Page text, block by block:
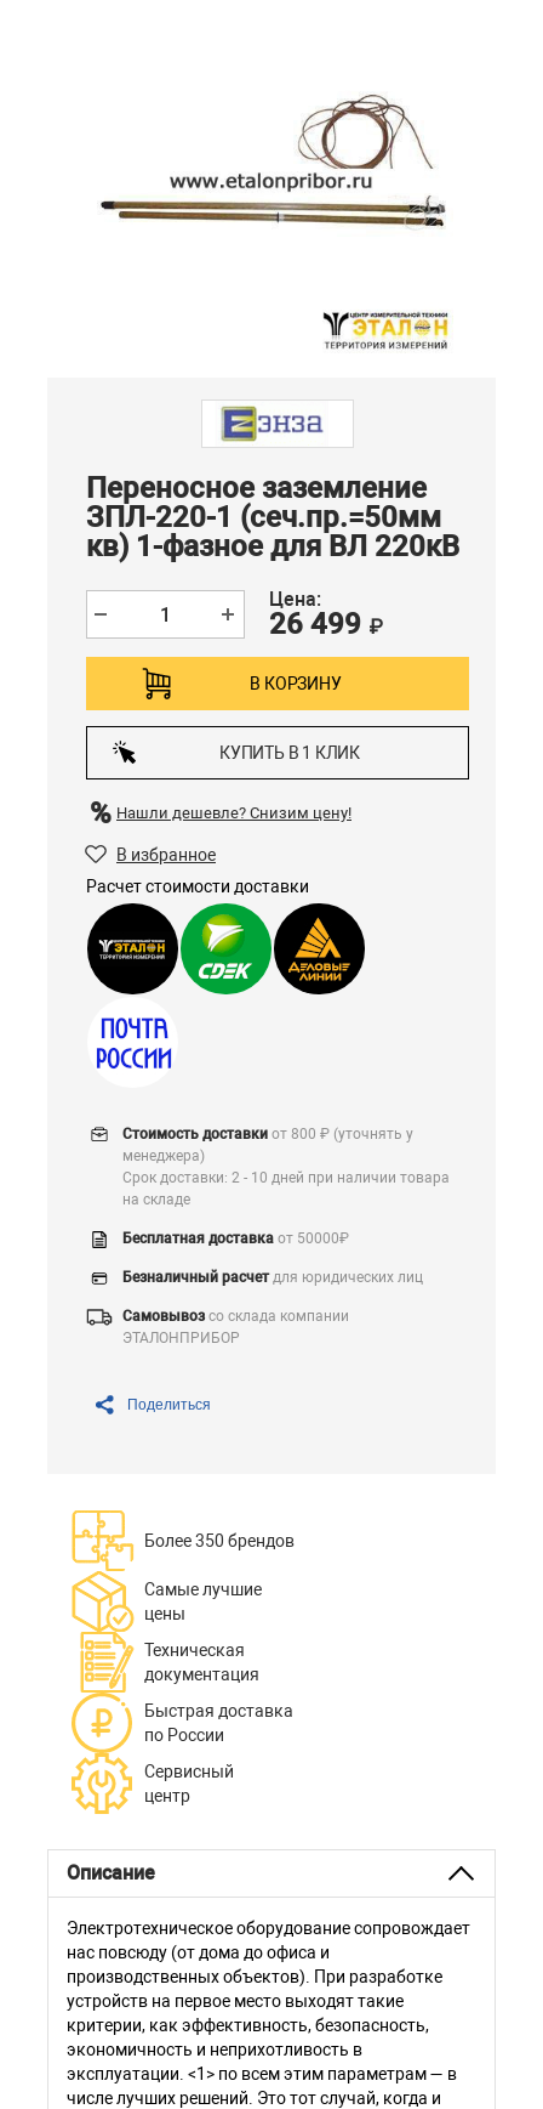
Переносное заземление
ЗПЛ-220-1 (сеч.пр.=50мм
кв) 1-фазное для ВЛ 220кВ
Цена:
26 499 ₽
В КОРЗИНУ
КУПИТЬ В 1 КЛИК
Нашли дешевле? Снизим цену!
В избранное
Расчет стоимости доставки
Стоимость доставки от 800 ₽ (уточнять у
менеджера)
Срок доставки: 2 - 10 дней при наличии товара
на складе
Бесплатная доставка от 50000₽
Безналичный расчетдля юридических лиц
Самовывозсо склада компании
ЭТАЛОНПРИБОР
Поделиться
Более 350 брендов
Самые лучшие
цены
Техническая
документация
Быстрая доставка
по России
Сервисный
центр
Описание
Электротехническое оборудование сопровождает
нас повсюду (от дома до офиса и
производственных объектов). При разработке
устройств на первое место выходят такие
критерии, как эффективность, безопасность,
экономичность и неприхотливость в
эксплуатации. <1> по всем этим параметрам — в
числе лучших решений. Это тот случай, когда и